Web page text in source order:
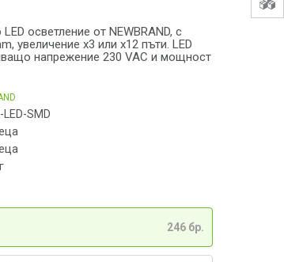
осветление от NEWBRAND, с
увеличение x3 или x12 пъти. LED
напрежение 230 VAC и мощност
LED-SMD
246 бр.